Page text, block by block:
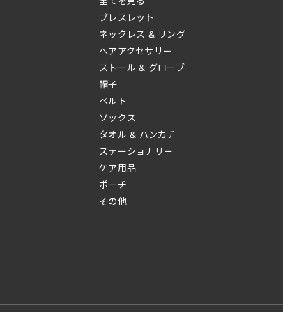
ブレスレット
ネックレス & リング
へアアクセサリー
ストール & グローブ
帽子
ベルト
ソックス
タオル & ハンカチ
ステーショナリー
ケア用品
ポーチ
その他